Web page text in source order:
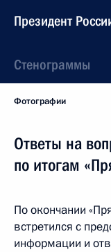
Президент
Стенограммы
Фотографии
Ответы на
по итогам
По окончании
встретился с
информации и